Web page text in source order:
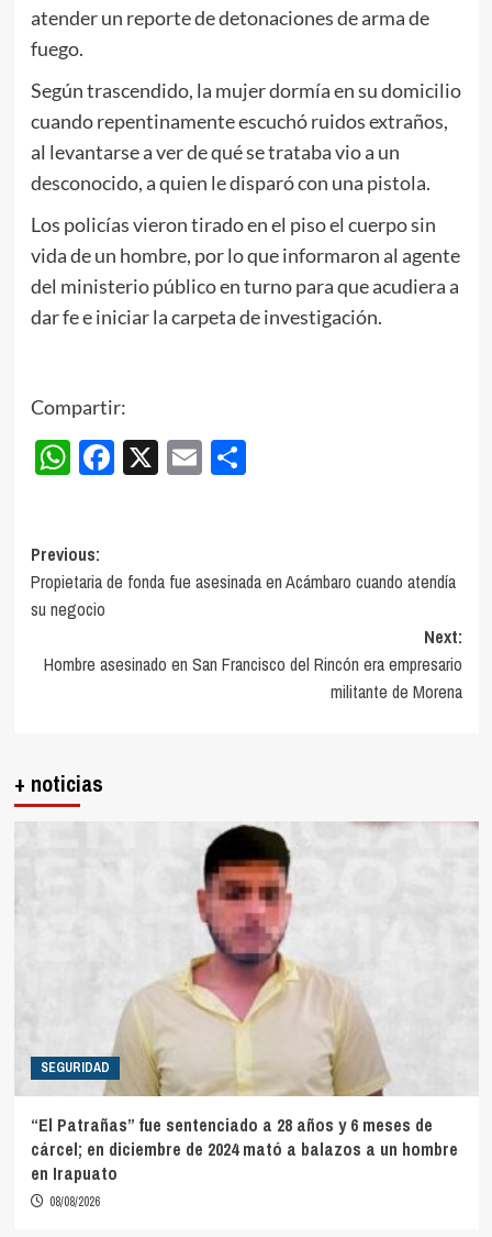
atender un reporte de detonaciones de arma de
fuego.
Según trascendido, la mujer dormía en su domicilio
cuando repentinamente escuchó ruidos extraños,
al levantarse a ver de qué se trataba vio a un
desconocido, a quien le disparó con una pistola.
Los policías vieron tirado en el piso el cuerpo sin
vida de un hombre, por lo que informaron al agente
del ministerio público en turno para que acudiera a
dar fe e iniciar la carpeta de investigación.
Compartir:
WhatsApp
Facebook
X EmailCompartir
Post
navigation
Previous:
Propietaria de fonda fue asesinada en Acámbaro cuando atendía
su negocio
Next:
Hombre asesinado en San Francisco del Rincón era empresario
militante de Morena
+ noticias
SEGURIDAD
“El Patrañas” fue sentenciado a 28 años y 6 meses de
cárcel; en diciembre de 2024 mató a balazos a un hombre
en Irapuato
08/08/2026